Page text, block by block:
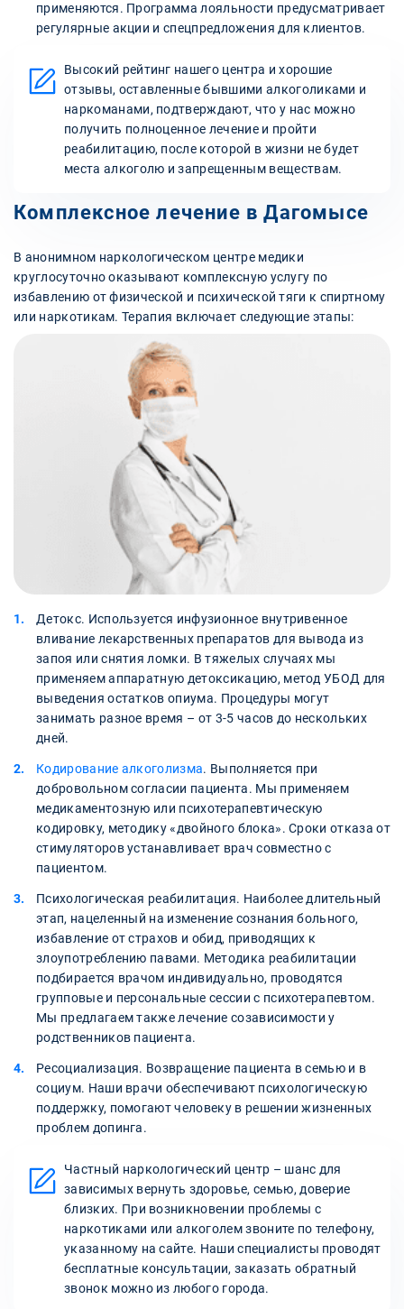
применяются. Программа лояльности предусматривает
регулярные акции и спецпредложения для клиентов.
Высокий рейтинг нашего центра и хорошие
отзывы, оставленные бывшими алкоголиками и
наркоманами, подтверждают, что у нас можно
получить полноценное лечение и пройти
реабилитацию, после которой в жизни не будет
места алкоголю и запрещенным веществам.
Комплексное лечение в Дагомысе
В анонимном наркологическом центре медики
круглосуточно оказывают комплексную услугу по
избавлению от физической и психической тяги к спиртному
или наркотикам. Терапия включает следующие этапы:
Детокс. Используется инфузионное внутривенное
вливание лекарственных препаратов для вывода из
запоя или снятия ломки. В тяжелых случаях мы
применяем аппаратную детоксикацию, метод УБОД для
выведения остатков опиума. Процедуры могут
занимать разное время – от 3-5 часов до нескольких
дней.
Кодирование алкоголизма. Выполняется при
добровольном согласии пациента. Мы применяем
медикаментозную или психотерапевтическую
кодировку, методику «двойного блока». Сроки отказа от
стимуляторов устанавливает врач совместно с
пациентом.
Психологическая реабилитация. Наиболее длительный
этап, нацеленный на изменение сознания больного,
избавление от страхов и обид, приводящих к
злоупотреблению павами. Методика реабилитации
подбирается врачом индивидуально, проводятся
групповые и персональные сессии с психотерапевтом.
Мы предлагаем также лечение созависимости у
родственников пациента.
Ресоциализация. Возвращение пациента в семью и в
социум. Наши врачи обеспечивают психологическую
поддержку, помогают человеку в решении жизненных
проблем допинга.
Частный наркологический центр – шанс для
зависимых вернуть здоровье, семью, доверие
близких. При возникновении проблемы с
наркотиками или алкоголем звоните по телефону,
указанному на сайте. Наши специалисты проводят
бесплатные консультации, заказать обратный
звонок можно из любого города.